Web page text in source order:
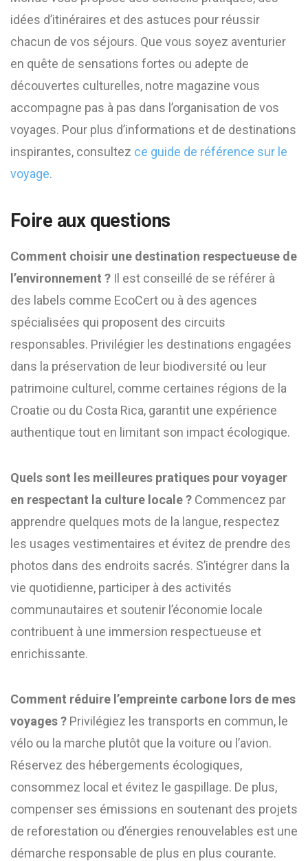
idées d’itinéraires et des astuces pour réussir
chacun de vos séjours. Que vous soyez aventurier
en quête de sensations fortes ou adepte de
découvertes culturelles, notre magazine vous
accompagne pas à pas dans l’organisation de vos
voyages. Pour plus d’informations et de destinations
inspirantes, consultez ce guide de référence sur le
voyage.
Foire aux questions
Comment choisir une destination respectueuse de
l’environnement ? Il est conseillé de se référer à
des labels comme EcoCert ou à des agences
spécialisées qui proposent des circuits
responsables. Privilégier les destinations engagées
dans la préservation de leur biodiversité ou leur
patrimoine culturel, comme certaines régions de la
Croatie ou du Costa Rica, garantit une expérience
authentique tout en limitant son impact écologique.
Quels sont les meilleures pratiques pour voyager
en respectant la culture locale ? Commencez par
apprendre quelques mots de la langue, respectez
les usages vestimentaires et évitez de prendre des
photos dans des endroits sacrés. S’intégrer dans la
vie quotidienne, participer à des activités
communautaires et soutenir l’économie locale
contribuent à une immersion respectueuse et
enrichissante.
Comment réduire l’empreinte carbone lors de mes
voyages ? Privilégiez les transports en commun, le
vélo ou la marche plutôt que la voiture ou l’avion.
Réservez des hébergements écologiques,
consommez local et évitez le gaspillage. De plus,
compenser ses émissions en soutenant des projets
de reforestation ou d’énergies renouvelables est une
démarche responsable de plus en plus courante.